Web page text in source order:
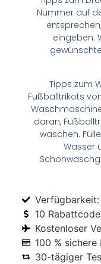
Nummer auf
eingeben.
Tipps zum
Fußballtrikots
daran,
waschen.
Wasser
10
Kostenloser
100 %
30-tägiger